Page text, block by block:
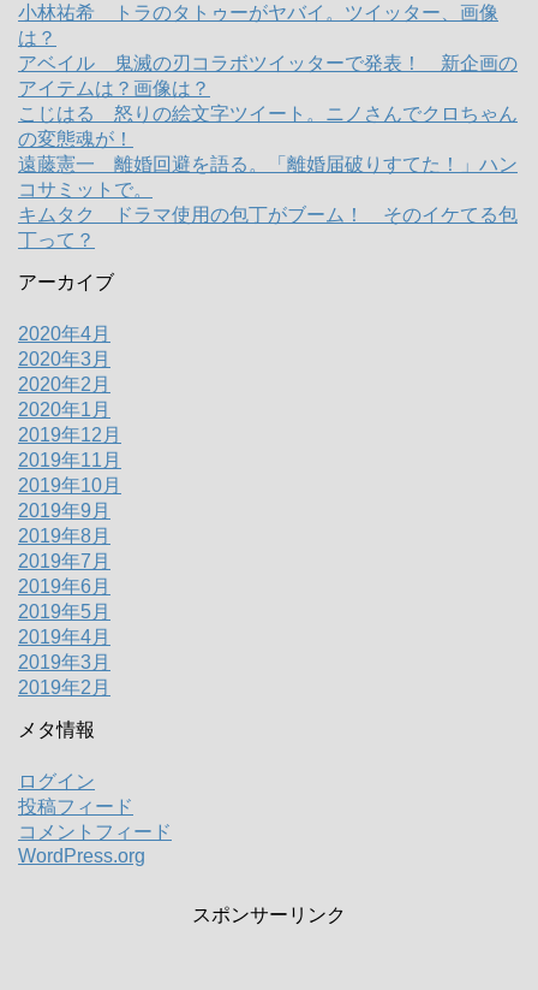
小林祐希 トラのタトゥーがヤバイ。ツイッター、画像
は？
アベイル 鬼滅の刃コラボツイッターで発表！ 新企画の
アイテムは？画像は？
こじはる 怒りの絵文字ツイート。ニノさんでクロちゃん
の変態魂が！
遠藤憲一 離婚回避を語る。「離婚届破りすてた！」ハン
コサミットで。
キムタク ドラマ使用の包丁がブーム！ そのイケてる包
丁って？
アーカイブ
2020年4月
2020年3月
2020年2月
2020年1月
2019年12月
2019年11月
2019年10月
2019年9月
2019年8月
2019年7月
2019年6月
2019年5月
2019年4月
2019年3月
2019年2月
メタ情報
ログイン
投稿フィード
コメントフィード
WordPress.org
スポンサーリンク